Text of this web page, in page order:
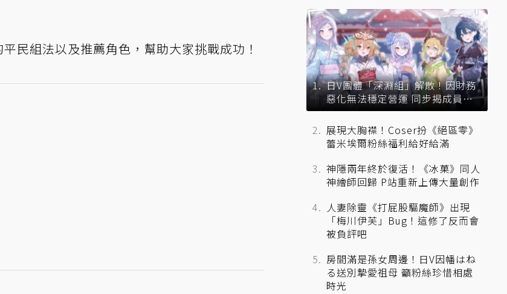
民組法以及推薦角色，幫助大家挑戰成功！
日V團體「深淵組」解散！因財務
惡化無法穩定營運 同步揭成員未
來去向
展現大胸襟！Coser扮《絕區零》
蕾米埃爾粉絲福利給好給滿
神隱兩年終於復活！《冰菓》同人
神繪師回歸 P站重新上傳大量創作
人妻除靈《打屁股驅魔師》出現
「梅川伊芙」Bug！這修了反而會
被負評吧
房間滿是孫女周邊！日V因幡はね
る送別摯愛祖母 籲粉絲珍惜相處
時光